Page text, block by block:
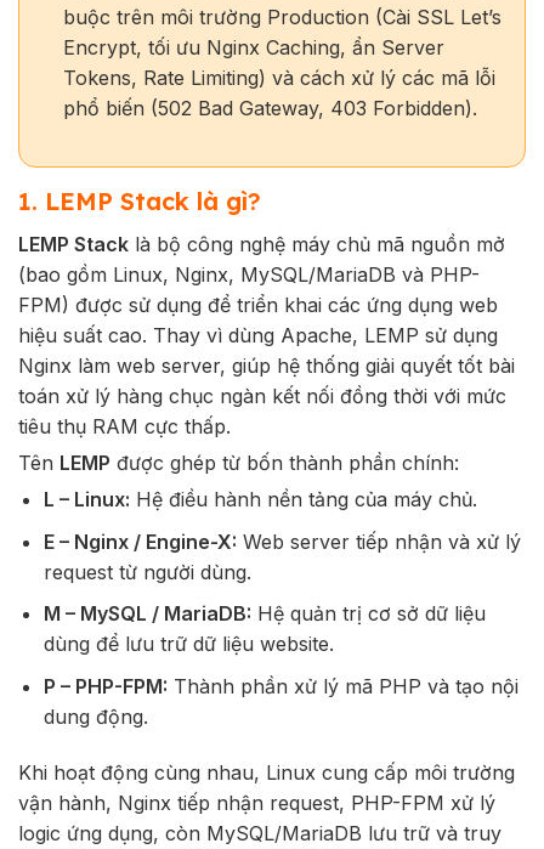
buộc trên môi trường Production (Cài SSL Let’s
Encrypt, tối ưu Nginx Caching, ẩn Server
Tokens, Rate Limiting) và cách xử lý các mã lỗi
phổ biến (502 Bad Gateway, 403 Forbidden).
1. LEMP Stack là gì?
LEMP Stack là bộ công nghệ máy chủ mã nguồn mở
(bao gồm Linux, Nginx, MySQL/MariaDB và PHP-
FPM) được sử dụng để triển khai các ứng dụng web
hiệu suất cao. Thay vì dùng Apache, LEMP sử dụng
Nginx làm web server, giúp hệ thống giải quyết tốt bài
toán xử lý hàng chục ngàn kết nối đồng thời với mức
tiêu thụ RAM cực thấp.
Tên LEMP được ghép từ bốn thành phần chính:
L – Linux: Hệ điều hành nền tảng của máy chủ.
E – Nginx / Engine-X: Web server tiếp nhận và xử lý
request từ người dùng.
M – MySQL / MariaDB: Hệ quản trị cơ sở dữ liệu
dùng để lưu trữ dữ liệu website.
P – PHP-FPM: Thành phần xử lý mã PHP và tạo nội
dung động.
Khi hoạt động cùng nhau, Linux cung cấp môi trường
vận hành, Nginx tiếp nhận request, PHP-FPM xử lý
logic ứng dụng, còn MySQL/MariaDB lưu trữ và truy